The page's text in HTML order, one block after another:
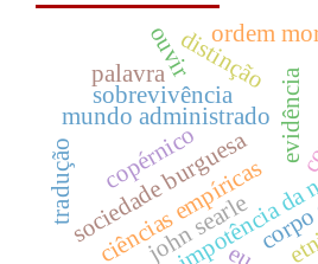
evidência
impotência
ciências empíricas
sociedade burguesa
mundo administrado
sobrevivência
tradução
distinção
palavra
copérnico
ordem
john searle
ouvir
eu